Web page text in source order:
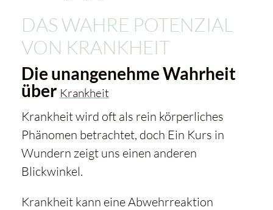
DAS WAHRE POTENZIAL
VON KRANKHEIT
Die unangenehme Wahrheit
über Krankheit
Krankheitwird oft als rein körperliches
Phänomen betrachtet, doch Ein Kurs in
Wundern zeigt uns einen anderen
Blickwinkel.
Krankheitkann eine Abwehrreaktion